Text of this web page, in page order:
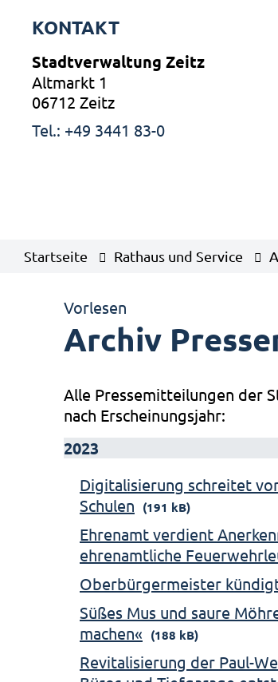
KONTAKT
Stadtverwaltung Zeitz
Altmarkt 1
06712 Zeitz
Tel.: +49 3441 83-0
Startseite Rathaus und Service
Vorlesen
Archiv
Alle Pressemitteilungen der
nach Erscheinungsjahr:
2023
Digitalisierung schreitet
Schulen (191 kB)
Ehrenamt verdient
ehrenamtliche
Oberbürgermeister
Süßes Mus und saure
machen« (188 kB)
Revitalisierung der Paul-